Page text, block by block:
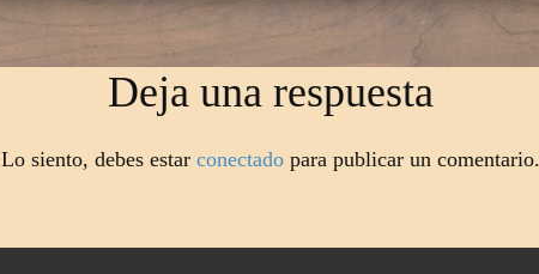
Deja una respuesta
Lo siento, debes estar conectado para publicar un comentario.